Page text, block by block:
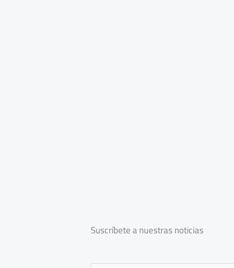
Suscríbete a nuestras noticias